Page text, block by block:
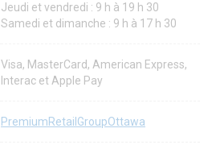
Jeudi et vendredi : 9 h à 19 h 30
Samedi et dimanche : 9 h à 17 h 30
Visa, MasterCard, American Express,
Interac et Apple Pay
PremiumRetailGroupOttawa